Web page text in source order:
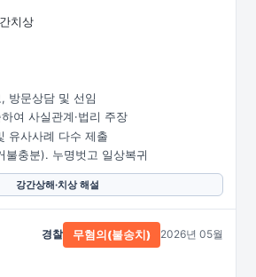
치상
방문상담 및 선임
여 사실관계·법리 주장
유사사례 다수 제출
불충분). 누명벗고 일상복귀
강간상해·치상 해설
경찰 무혐의(불송치) 2026년 05월